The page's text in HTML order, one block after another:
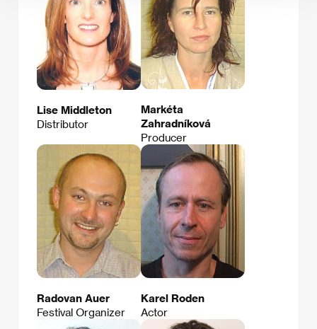
Lise Middleton
Distributor
Markéta
Zahradníková
Producer
Radovan Auer
Festival Organizer
Karel Roden
Actor